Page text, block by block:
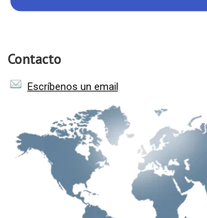
Contacto
Escríbenos un email